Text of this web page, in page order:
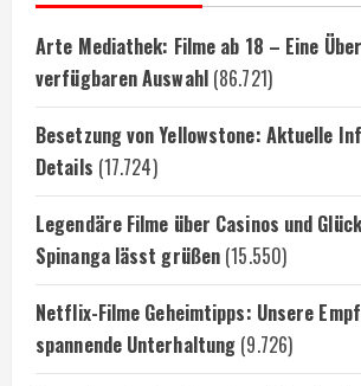
Arte Mediathek: Filme ab 18 – Eine
verfügbaren Auswahl (86.721)
Besetzung von Yellowstone: Aktuelle
Details (17.724)
Legendäre Filme über Casinos und
Spinanga lässt grüßen (15.550)
Netflix-Filme Geheimtipps: Unsere
spannende Unterhaltung (9.726)